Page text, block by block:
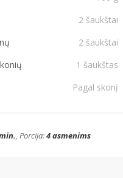
2 šaukštai
2 šaukštai
1 šaukštas
Pagal skonį
, Porcija:4 asmenims